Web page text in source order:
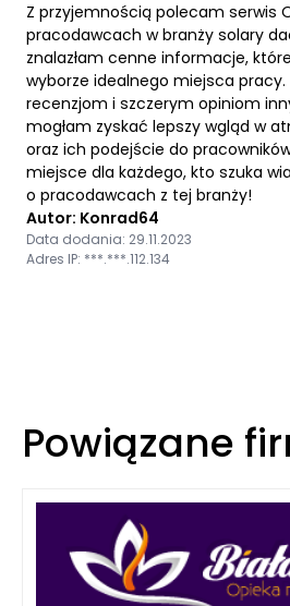
Z przyjemnością polecam serwis
pracodawcach w branży solary
znalazłam cenne informacje,
wyborze idealnego miejsca pracy.
recenzjom i szczerym opiniom
mogłam zyskać lepszy wgląd w
oraz ich podejście do
miejsce dla każdego, kto szuka
o pracodawcach z tej branży!
Autor: Konrad64
Data dodania: 29.11.2023
Adres IP: ***.***.112.134
Powiązane